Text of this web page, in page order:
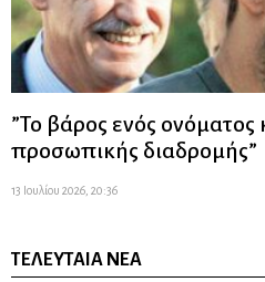
”Το βάρος ενός ονόματος
προσωπικής διαδρομής”
13 Ιουλίου 2026, 20:36
ΤΕΛΕΥΤΑΊΑ ΝΈΑ